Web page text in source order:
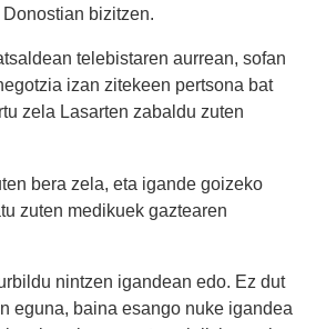
bizitzen.
telebistaren aurrean, sofan
izan zitekeen pertsona bat
zela Lasarten zabaldu zuten
bera zela, eta igande goizeko
zuten medikuek gaztearen
nintzen igandean edo. Ez dut
eguna, baina esango nuke igandea